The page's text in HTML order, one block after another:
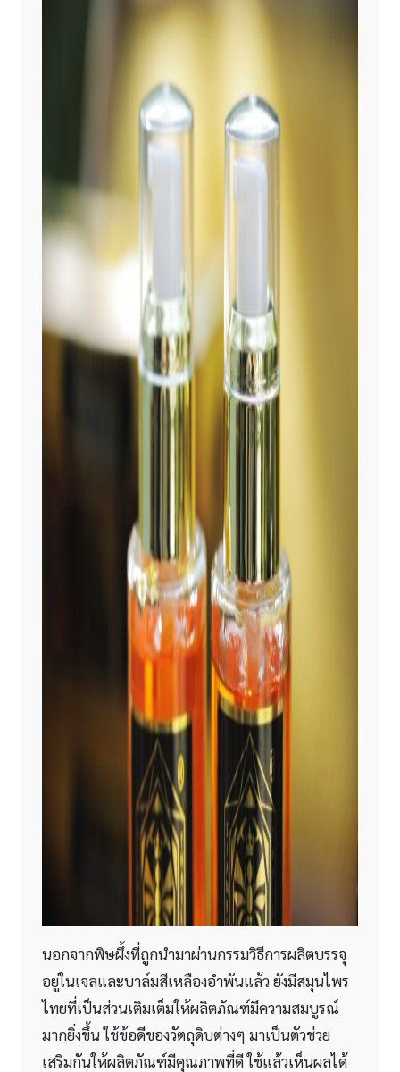
นอกจากพิษผึ้งที่ถูกนำมาผ่านกรรมวิธีการผลิตบรรจุ
อยู่ในเจลและบาล์มสีเหลืองอำพันแล้ว ยังมีสมุนไพร
ไทยที่เป็นส่วนเติมเต็มให้ผลิตภัณฑ์มีความสมบูรณ์
มากยิ่งขึ้น ใช้ข้อดีของวัตถุดิบต่างๆ มาเป็นตัวช่วย
เสริมกันให้ผลิตภัณฑ์มีคุณภาพที่ดี ใช้แล้วเห็นผลได้